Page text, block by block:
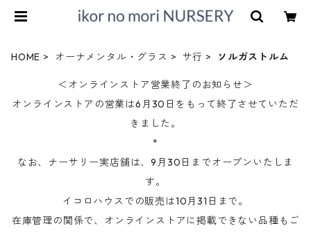
HOME オーナメンタル・グラス サ行 ソルガストルム
＜オンラインストア営業終了のお知らせ＞
オンラインストアの営業は6月30日をもって終了させていただ
きました。
*
なお、ナーサリー実店舗は、9月30日までオープンいたしま
す。
イコロハウスでの販売は10月31日まで。
在庫管理の関係で、オンラインストアに掲載できない品種もご